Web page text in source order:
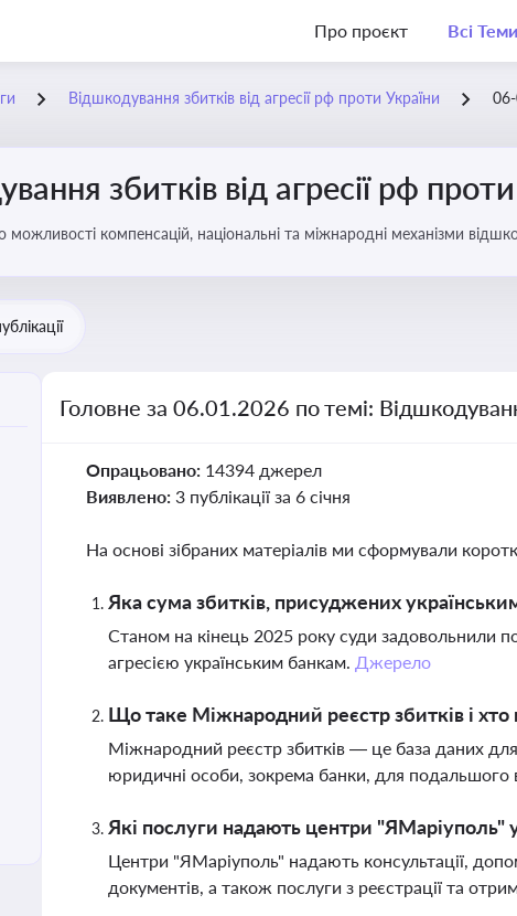
Про проєкт Всі Теми
Відшкодування збитків від агресії рф проти України
збитків від агресії рф
можливості компенсацій, національні та міжнародні механізми
Головне за 06.01.2026 по темі:
Опрацьовано: 14394 джерел
Виявлено: 3 публікації за 6 січня
На основі зібраних матеріалів ми сформували
Яка сума збитків, присуджених
Станом на кінець 2025 року суди задовольнили
агресією українським банкам. Джерело
Що таке Міжнародний реєстр збитків і
Міжнародний реєстр збитків — це база даних для
юридичні особи, зокрема банки, для подальшого
Які послуги надають центри "ЯМаріуполь"
Центри "ЯМаріуполь" надають консультації,
документів, а також послуги з реєстрації та